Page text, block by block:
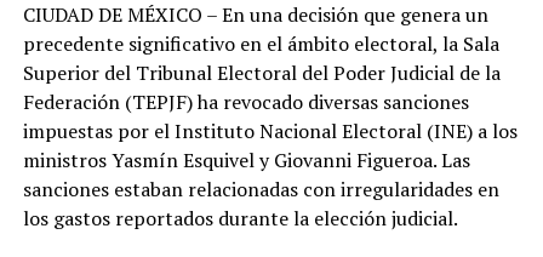
CIUDAD DE MÉXICO – En una decisión que genera un
precedente significativo en el ámbito electoral, la Sala
Superior del Tribunal Electoral del Poder Judicial de la
Federación (TEPJF) ha revocado diversas sanciones
impuestas por el Instituto Nacional Electoral (INE) a los
ministros Yasmín Esquivel y Giovanni Figueroa. Las
sanciones estaban relacionadas con irregularidades en
los gastos reportados durante la elección judicial.